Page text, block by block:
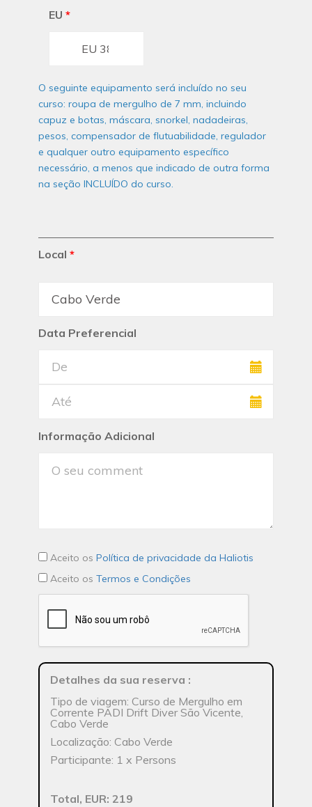
EU *
O seguinte equipamento será incluído no seu
curso: roupa de mergulho de 7 mm, incluindo
capuz e botas, máscara, snorkel, nadadeiras,
pesos, compensador de flutuabilidade, regulador
e qualquer outro equipamento específico
necessário, a menos que indicado de outra forma
na seção INCLUÍDO do curso.
Local *
Data Preferencial
Informação Adicional
Aceito os Política de privacidade da Haliotis
Aceito os Termos e Condições
Detalhes da sua reserva :
Tipo de viagem: Curso de Mergulho em
Corrente PADI Drift Diver São Vicente,
Cabo Verde
Localização: Cabo Verde
Participante: 1 x Persons
Total, EUR: 219